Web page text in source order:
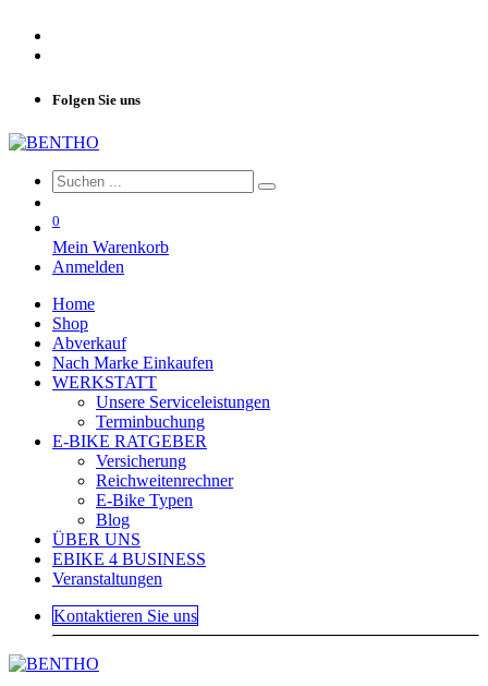
Folgen Sie uns
0
Mein Warenkorb
Anmelden
Home
Shop
Abverkauf
Nach Marke Einkaufen
WERKSTATT
Unsere Serviceleistungen
Terminbuchung
E-BIKE RATGEBER
Versicherung
Reichweitenrechner
E-Bike Typen
Blog
ÜBER UNS
EBIKE 4 BUSINESS
Veranstaltungen
Kontaktieren Sie uns